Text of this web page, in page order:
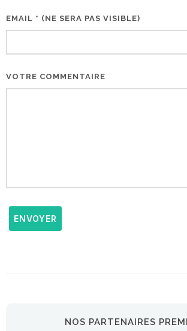
EMAIL * (NE SERA PAS VISIBLE)
VOTRE COMMENTAIRE
ENVOYER
NOS PARTENAIRES